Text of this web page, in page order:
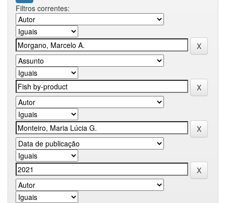
Filtros correntes: